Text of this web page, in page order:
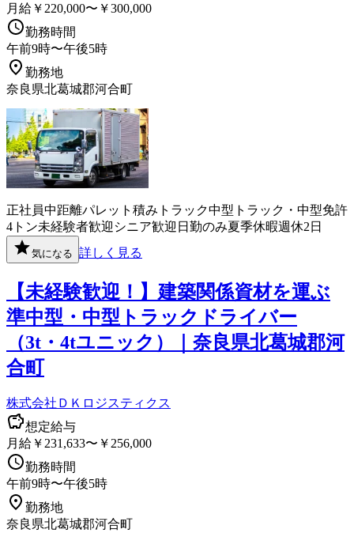
月給￥220,000〜￥300,000
勤務時間
午前9時〜午後5時
勤務地
奈良県北葛城郡河合町
正社員中距離パレット積み トラック中型トラック・中型免許
4トン未経験者歓迎 シニア歓迎 日勤のみ夏季休暇週休2日
気になる 詳しく見る
【未経験歓迎！】建築関係資材を運ぶ
準中型・中型トラックドライバー
（3t・4tユニック）｜奈良県北葛城郡河
合町
株式会社ＤＫロジスティクス
想定給与
月給￥231,633〜￥256,000
勤務時間
午前9時〜午後5時
勤務地
奈良県北葛城郡河合町